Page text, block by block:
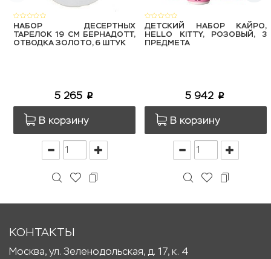
НАБОР ДЕСЕРТНЫХ
ТАРЕЛОК 19 СМ БЕРНАДОТТ,
ОТВОДКА ЗОЛОТО, 6 ШТУК
5 265 p
В корзину
ДЕТСКИЙ НАБОР КАЙРО,
HELLO KITTY, РОЗОВЫЙ, 3
ПРЕДМЕТА
5 942 p
В корзину
КОНТАКТЫ
Москва, ул. Зеленодольская, д. 17, к. 4